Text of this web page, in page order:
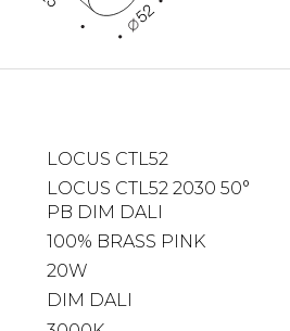
LOCUS CTL52 2030 50°
PB DIM DALI
LOCUS CTL52
100% BRASS PINK
20W
DIM DALI